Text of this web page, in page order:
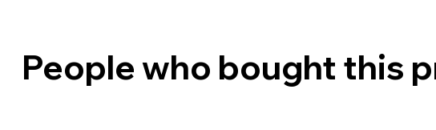
People who bought this